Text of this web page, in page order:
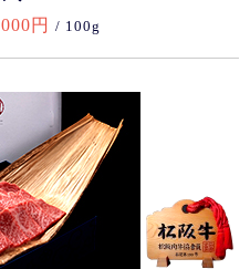
円 / 100g